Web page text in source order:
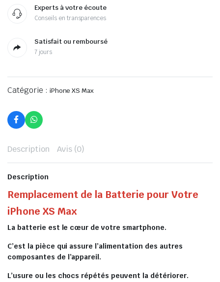
Experts à votre écoute
Conseils en transparences
Satisfait ou remboursé
7 jours
Catégorie : iPhone XS Max
Description Avis (0)
Description
Remplacement de la Batterie pour Votre
iPhone XS Max
La batterie est le cœur de votre smartphone.
C’est la pièce qui assure l’alimentation des autres
composantes de l’appareil.
L’usure ou les chocs répétés peuvent la détériorer.